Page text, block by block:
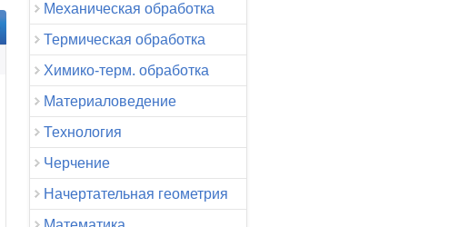
Механическая обработка
Термическая обработка
Химико-терм. обработка
Материаловедение
Технология
Черчение
Начертательная геометрия